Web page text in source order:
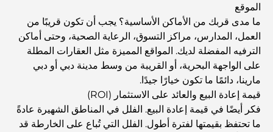
مطاعم بإطلالة على برج العرب: تجربة طعام استثنائية في دبي
دليل شامل لأندية شاطئ نخلة جميرا لعام 2026
المطاعم الإيطالية في وسط مدينة دبي: تذوق إيطاليا في قلب
المدينة
الموقع
ما مدى قربك من الأماكن الأساسية؟ يجب أن تكون قريبًا من
العمل، المدارس، مراكز التسوق، الرعاية الصحية، وحتى أماكن
الترفيه المفضلة لديك. المواقع المميزة مثل العقارات المطلة
على الواجهة البحرية، أو القريبة من وسط مدينة دبي أو دبي
مارينا، دائمًا ما تكون خيارًا جيدًا.
قيمة إعادة البيع والعائد على الاستثمار (ROI)
فكر أيضًا في قيمة إعادة البيع. الفلل في المناطق الشهيرة عادةً
ما تحتفظ بقيمتها لفترة أطول. الفلل التي تُباع على الخارطة قد